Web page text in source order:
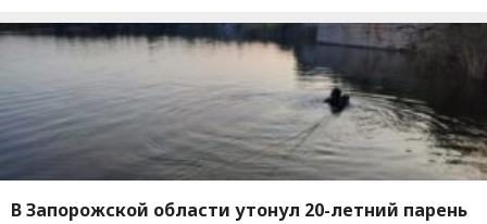
В Запорожской области утонул 20-летний парень